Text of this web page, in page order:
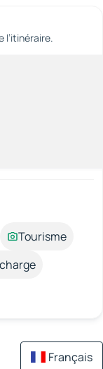
l’itinéraire.
Tourisme
Français